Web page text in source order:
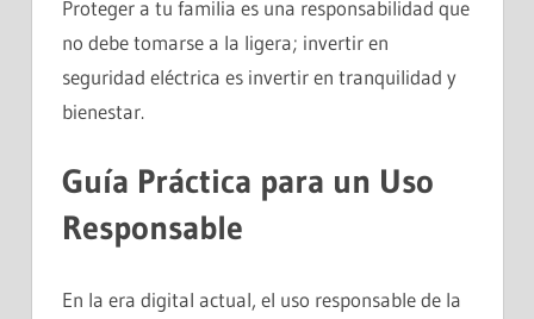
Proteger a tu familia es una responsabilidad que
no debe tomarse a la ligera; invertir en
seguridad eléctrica es invertir en tranquilidad y
bienestar.
Guía Práctica para un Uso
Responsable
En la era digital actual, el uso responsable de la